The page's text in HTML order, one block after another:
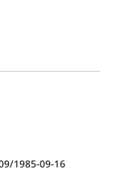
1985-09-16